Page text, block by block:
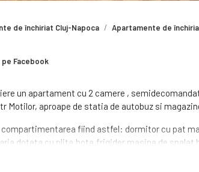
de închiriat Cluj-Napoca Apartamente de
pe Facebook
un apartament cu 2 camere ,
Motilor, aproape de statia de autobuz si
fiind astfel: dormitor cu pat
dotata cu plita,hota,frigider,masina de spalat
la dispozitie